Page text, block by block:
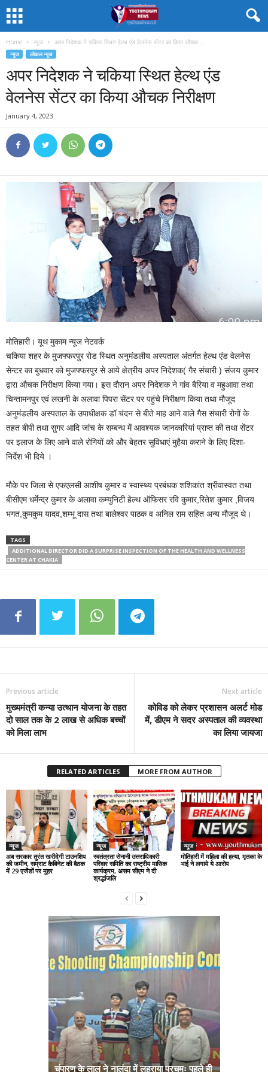
Home न्यूज अपर निदेशक ने चकिया स्थित हेल्थ एंड वेलनेस सेंटर का किया औचक...
न्यूज लोकल न्यूज
अपर निदेशक ने चकिया स्थित हेल्थ एंड
वेलनेस सेंटर का किया औचक निरीक्षण
January 4, 2023
मोतिहारी। यूथ मुकाम न्यूज नेटवर्क
चकिया शहर के मुजफ्फरपुर रोड स्थित अनुमंडलीय अस्पताल अंतर्गत हेल्थ एंड वेलनेस
सेन्टर का बुधवार को मुजफ्फरपुर से आये क्षेत्रीय अपर निदेशक( गैर संचारी ) संजय कुमार
द्वारा औचक निरीक्षण किया गया। इस दौरान अपर निदेशक ने गांव बैरिया व महुआवा तथा
चिन्तामनपुर एवं लखनी के अलावा पिपरा सेंटर पर पहुंचे निरीक्षण किया तथा मौजूद
अनुमंडलीय अस्पताल के उपाधीक्षक डॉ चंदन से बीते माह आने वाले गैस संचारी रोगों के
तहत बीपी तथा सुगर आदि जांच के सम्बन्ध में आवश्यक जानकारियां प्राप्त की तथा सेंटर
पर इलाज के लिए आने वाले रोगियों को और बेहतर सुविधाएं मुहैया कराने के लिए दिशा-
निर्देश भी दिये ।
मौके पर जिला से एफएलसी आशीष कुमार व स्वास्थ्य प्रबंधक शशिकांत श्रीवास्वत तथा
बीसीएम धर्मेन्द्र कुमार के अलावा कम्युनिटी हेल्थ ऑफिसर रवि कुमार,रितेश कुमार ,विजय
भगत,कुमकुम यादव,शम्भू दास तथा बालेश्वर पाठक व अनिल राम सहित अन्य मौजूद थे।
TAGS
ADDITIONAL DIRECTOR DID A SURPRISE INSPECTION OF THE HEALTH AND WELLNESS
CENTER AT CHAKIA
Previous article
मुख्यमंत्री कन्या उत्थान योजना के तहत
दो साल तक के 2 लाख से अधिक बच्चों
को मिला लाभ
Next article
कोविड को लेकर प्रशासन अलर्ट मोड
में, डीएम ने सदर अस्पताल की व्यवस्था
का लिया जायजा
RELATED ARTICLES MORE FROM AUTHOR
न्यूज
अब सरकार तुरंत खरीदेगी टाउनशिप
की जमीन, सम्राट कैबिनेट की बैठक
में 29 एजेंडों पर मुहर
न्यूज
स्वतंत्रता सेनानी उत्तराधिकारी
परिवार समिति का राष्ट्रीय मासिक
कार्यक्रम, असम सीएम ने दी
श्रद्धांजलि
न्यूज
मोतिहारी में महिला की हत्या, मृतका के
भाई ने लगाये ये आरोप
चंपारण के लाल ने नालंदा में लहराया परचमः पहले ही